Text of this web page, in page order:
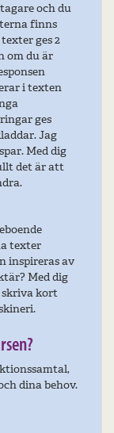
och du
finns
ges 2
om du är
i texten
ges
Jag
Med dig
det är att
texter
inspireras av
Med dig
kort
dina behov.